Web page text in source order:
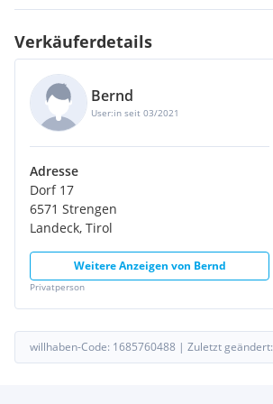
Verkäuferdetails
Bernd
User:in seit 03/2021
Adresse
Dorf 17
6571 Strengen
Landeck, Tirol
Weitere Anzeigen von Bernd
Privatperson
willhaben-Code: 1685760488 | Zuletzt geändert: